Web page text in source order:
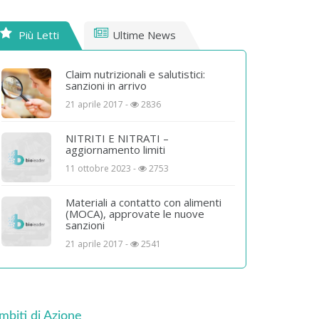
Più Letti Ultime News
Claim nutrizionali e salutistici:
sanzioni in arrivo
21 aprile 2017 - 2836
NITRITI E NITRATI –
aggiornamento limiti
11 ottobre 2023 - 2753
Materiali a contatto con alimenti
(MOCA), approvate le nuove
sanzioni
21 aprile 2017 - 2541
di Azione